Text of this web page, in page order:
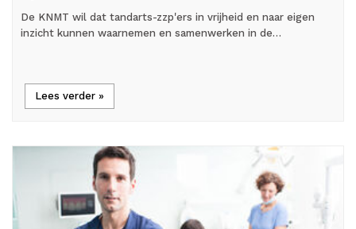
De KNMT wil dat tandarts-zzp'ers in vrijheid en naar eigen
inzicht kunnen waarnemen en samenwerken in de…
Lees verder »